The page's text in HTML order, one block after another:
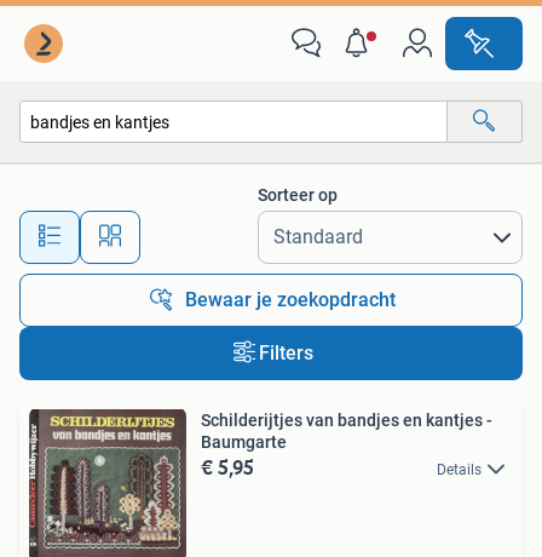
Alle afstanden…
Sorteer op
Bewaar je zoekopdracht
Filters
Schilderijtjes van bandjes en kantjes -
Baumgarte
€ 5,95 Details